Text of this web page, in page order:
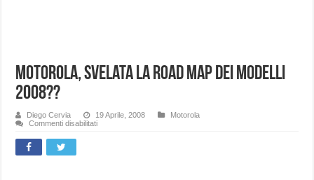
Motorola, svelata la road map dei modelli
2008??
Diego Cervia 19 Aprile, 2008
Motorola
Commenti disabilitatisu